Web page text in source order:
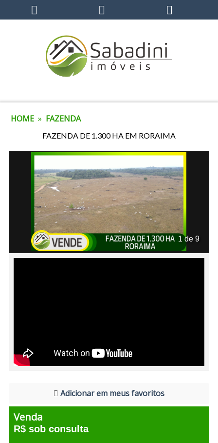
HOME » FAZENDA
FAZENDA DE 1.300 HA EM RORAIMA
1 de 9
Adicionar em meus favoritos
Venda
R$ sob consulta